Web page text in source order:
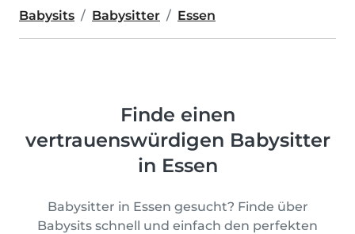
Babysits Babysitter Essen
Finde einen
vertrauenswürdigen Babysitter
in Essen
Babysitter in Essen gesucht? Finde über
Babysits schnell und einfach den perfekten